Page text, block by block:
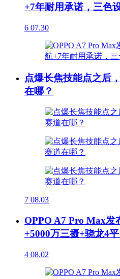
+7年耐用承诺，三色
6 07.30
点爆长焦技能点之后
在哪？
7 08.03
OPPO A7 Pro Max发
+5000万三摄+骁龙4
4 08.02